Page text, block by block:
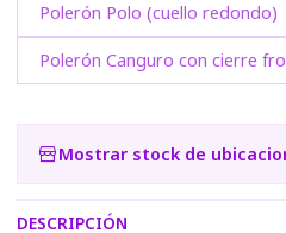
Polerón Polo (cuello redondo)
Polerón Canguro con cierre
Mostrar stock de
DESCRIPCIÓN